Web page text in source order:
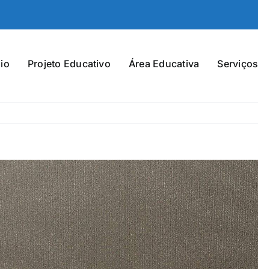
Projeto Educativo Área Educativa Serviços